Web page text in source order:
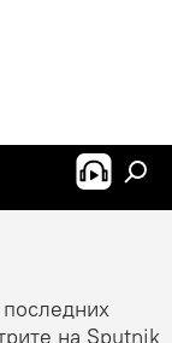
на Sputnik